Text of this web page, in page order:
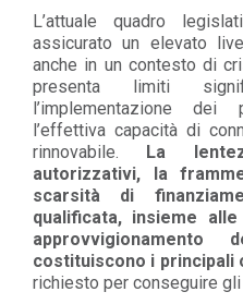
L’attuale quadro
assicurato un elevato
anche in un contesto di
presenta limiti
l’implementazione
l’effettiva capacità di
rinnovabile.
La
autorizzativi, la
scarsità di
qualificata, insieme
approvvigionamento
costituiscono i principali
richiesto per conseguire